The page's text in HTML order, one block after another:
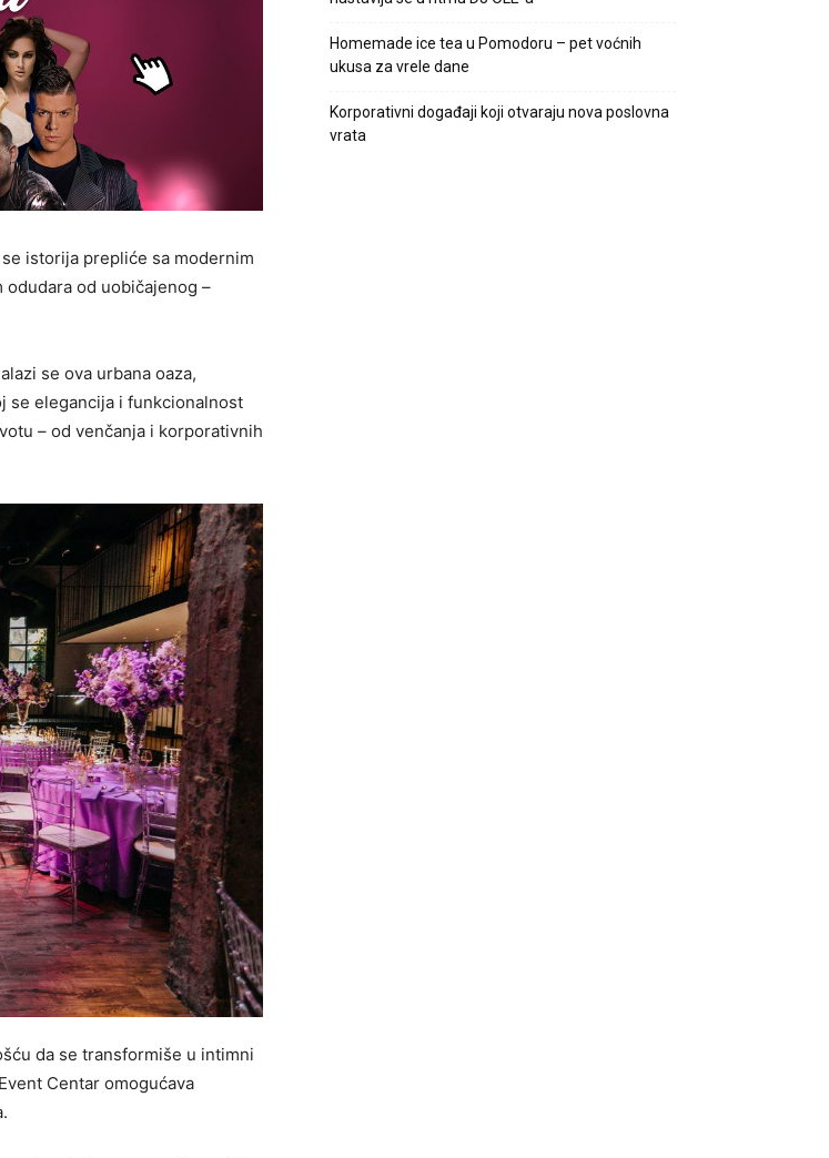
istorija prepliće sa modernim
od uobičajenog –
se ova urbana oaza,
se elegancija i funkcionalnost
– od venčanja i korporativnih
da se transformiše u intimni
Centar omogućava
Homemade ice tea u Pomodoru – pet voćnih
ukusa za vrele dane
Korporativni događaji koji otvaraju nova poslovna
vrata